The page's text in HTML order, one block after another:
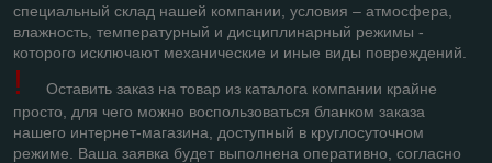
специальный склад нашей компании, условия – атмосфера,
влажность, температурный и дисциплинарный режимы -
которого исключают механические и иные виды повреждений.
!
Оставить заказ на товар из каталога компании крайне
просто, для чего можно воспользоваться бланком заказа
нашего интернет-магазина, доступный в круглосуточном
режиме. Ваша заявка будет выполнена оперативно, согласно